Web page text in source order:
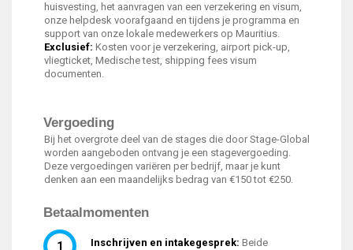
huisvesting, het aanvragen van een verzekering en visum,
onze helpdesk voorafgaand en tijdens je programma en
support van onze lokale medewerkers op Mauritius.
Exclusief: Kosten voor je verzekering, airport pick-up,
vliegticket, Medische test, shipping fees visum
documenten.
Vergoeding
Bij het overgrote deel van de stages die door Stage-Global
worden aangeboden ontvang je een stagevergoeding.
Deze vergoedingen variëren per bedrijf, maar je kunt
denken aan een maandelijks bedrag van €150 tot €250.
Betaalmomenten
Inschrijven en intakegesprek: Beide